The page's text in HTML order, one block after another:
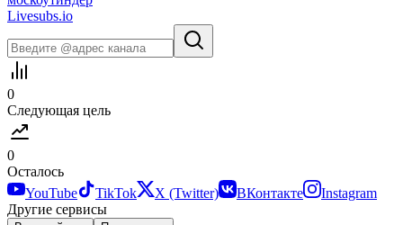
Livesubs.io
0
Следующая цель
0
Осталось
YouTube
TikTok X (Twitter) ВКонтакте
Instagram
Другие сервисы